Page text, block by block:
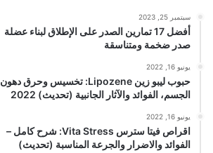
سبتمبر 25, 2023
أفضل 17 تمارين الصدر على الإطلاق لبناء عضلة
صدر ضخمة ومتناسقة
يونيو 16, 2022
حبوب ليبو زين Lipozene: تخسيس وحرق دهون
الجسم، الفوائد والآثار الجانبية (تحديث) 2022
يونيو 16, 2022
اقراص فيتا سترس Vita Stress: شرح كامل –
الفوائد والاضرار والجرعة المناسبة (تحديث)